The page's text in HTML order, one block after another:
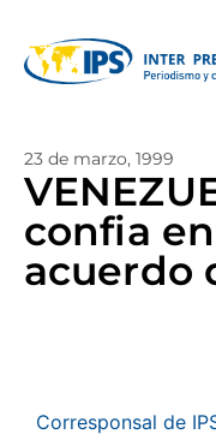
23 de marzo, 1999
confia
acuerdo
Corresponsal de